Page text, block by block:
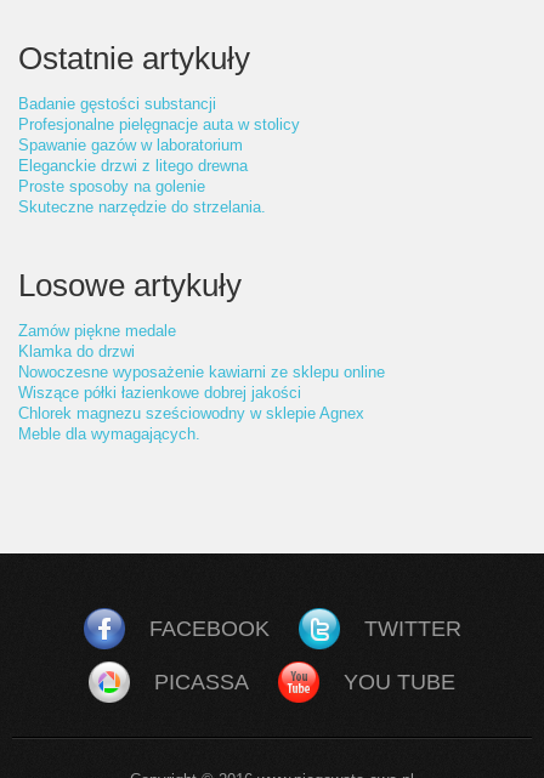
Ostatnie artykuły
Badanie gęstości substancji
Profesjonalne pielęgnacje auta w stolicy
Spawanie gazów w laboratorium
Eleganckie drzwi z litego drewna
Proste sposoby na golenie
Skuteczne narzędzie do strzelania.
Losowe artykuły
Zamów piękne medale
Klamka do drzwi
Nowoczesne wyposażenie kawiarni ze sklepu online
Wiszące półki łazienkowe dobrej jakości
Chlorek magnezu sześciowodny w sklepie Agnex
Meble dla wymagających.
FACEBOOK TWITTER
PICASSA YOU TUBE